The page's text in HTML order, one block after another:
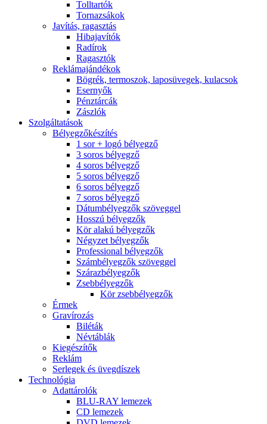
Tolltartók
Tornazsákok
Javítás, ragasztás
Hibajavítók
Radírok
Ragasztók
Reklámajándékok
Bögrék, termoszok, laposüvegek, kulacsok
Esernyők
Pénztárcák
Zászlók
Szolgáltatások
Bélyegzőkészítés
1 sor + logó bélyegző
3 soros bélyegző
4 soros bélyegző
5 soros bélyegző
6 soros bélyegző
7 soros bélyegző
Dátumbélyegzők szöveggel
Hosszú bélyegzők
Kör alakú bélyegzők
Négyzet bélyegzők
Professional bélyegzők
Számbélyegzők szöveggel
Szárazbélyegzők
Zsebbélyegzők
Kör zsebbélyegzők
Érmek
Gravírozás
Biléták
Névtáblák
Kiegészítők
Reklám
Serlegek és üvegdíszek
Technológia
Adattárolók
BLU-RAY lemezek
CD lemezek